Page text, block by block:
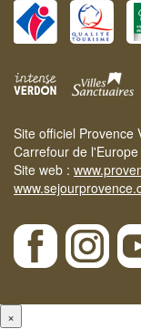
Site officiel Provence
Carrefour de
Site web :
×